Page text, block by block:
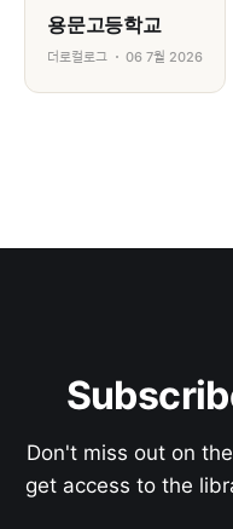
용문고등학교
더로컬로그 06 7월 2026
Don't miss out on
get access to the